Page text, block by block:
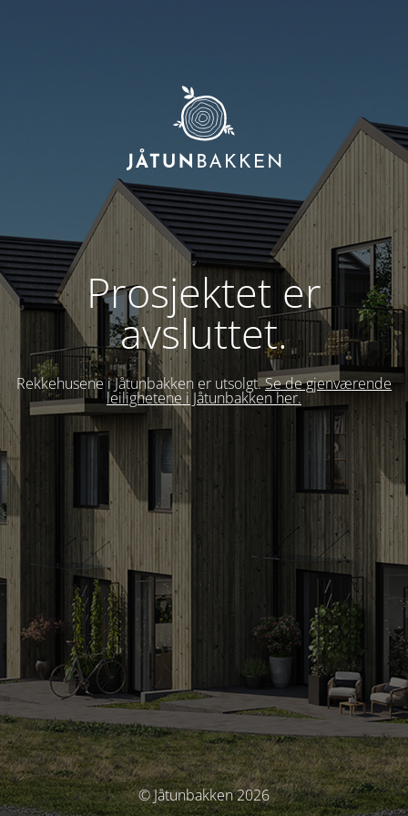
Prosjektet er
avsluttet.
Rekkehusene i Jåtunbakken er utsolgt.Se de gjenværende
leilighetene i Jåtunbakken her.
© Jåtunbakken 2026